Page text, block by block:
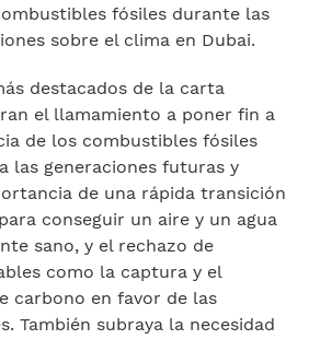
fósiles durante las
sobre el clima en Dubai.
destacados de la carta
el llamamiento a poner fin a
de los combustibles fósiles
las generaciones futuras y
de una rápida transición
conseguir un aire y un agua
sano, y el rechazo de
como la captura y el
carbono en favor de las
También subraya la necesidad